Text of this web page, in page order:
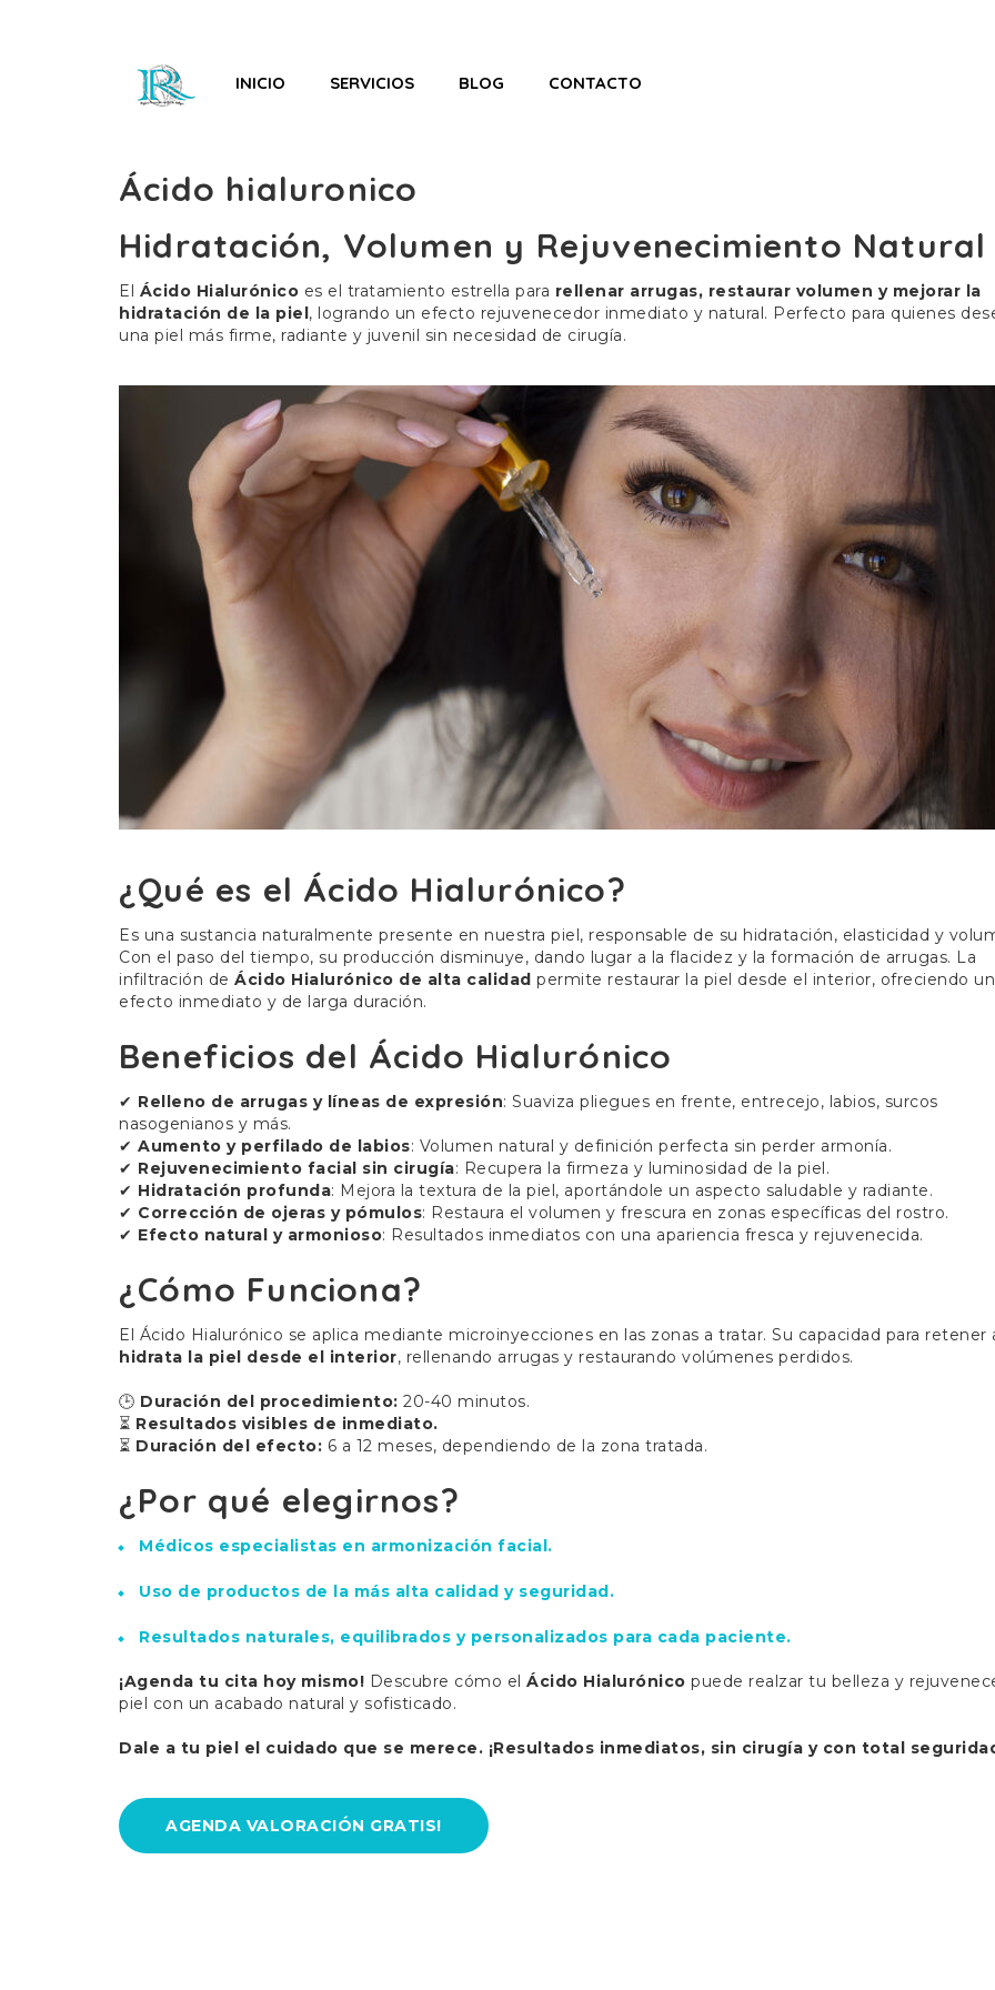
INICIO SERVICIOS BLOG CONTACTO
Ácido hialuronico
Hidratación, Volumen y Rejuvenecimiento Natural
El Ácido Hialurónico es el tratamiento estrella para rellenar arrugas, restaurar volumen y mejorar la
hidratación de la piel, logrando un efecto rejuvenecedor inmediato y natural. Perfecto para quienes
una piel más firme, radiante y juvenil sin necesidad de cirugía.
¿Qué es el Ácido Hialurónico?
Es una sustancia naturalmente presente en nuestra piel, responsable de su hidratación, elasticidad y
Con el paso del tiempo, su producción disminuye, dando lugar a la flacidez y la formación de arrugas. La
infiltración de Ácido Hialurónico de alta calidad permite restaurar la piel desde el interior, ofreciendo un
efecto inmediato y de larga duración.
Beneficios del Ácido Hialurónico
✔ Relleno de arrugas y líneas de expresión: Suaviza pliegues en frente, entrecejo, labios, surcos
nasogenianos y más.
✔ Aumento y perfilado de labios: Volumen natural y definición perfecta sin perder armonía.
✔ Rejuvenecimiento facial sin cirugía: Recupera la firmeza y luminosidad de la piel.
✔ Hidratación profunda: Mejora la textura de la piel, aportándole un aspecto saludable y radiante.
✔ Corrección de ojeras y pómulos: Restaura el volumen y frescura en zonas específicas del rostro.
✔ Efecto natural y armonioso: Resultados inmediatos con una apariencia fresca y rejuvenecida.
¿Cómo Funciona?
El Ácido Hialurónico se aplica mediante microinyecciones en las zonas a tratar. Su capacidad para retener
hidrata la piel desde el interior, rellenando arrugas y restaurando volúmenes perdidos.
🕒 Duración del procedimiento: 20-40 minutos.
⏳ Resultados visibles de inmediato.
⏳ Duración del efecto: 6 a 12 meses, dependiendo de la zona tratada.
¿Por qué elegirnos?
Médicos especialistas en armonización facial.
Uso de productos de la más alta calidad y seguridad.
Resultados naturales, equilibrados y personalizados para cada paciente.
¡Agenda tu cita hoy mismo! Descubre cómo el Ácido Hialurónico puede realzar tu belleza y
piel con un acabado natural y sofisticado.
Dale a tu piel el cuidado que se merece. ¡Resultados inmediatos, sin cirugía y con total
AGENDA VALORACIÓN GRATIS!